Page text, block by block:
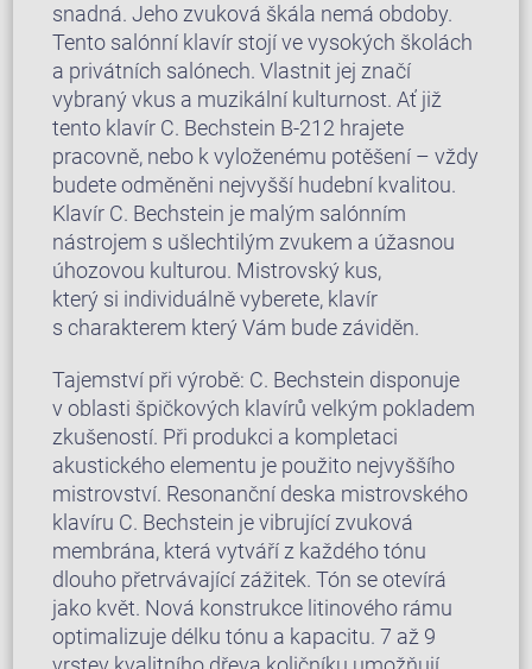
snadná. Jeho zvuková škála nemá obdoby.
Tento salónní klavír stojí ve vysokých školách
a privátních salónech. Vlastnit jej značí
vybraný vkus a muzikální kulturnost. Ať již
tento klavír C. Bechstein B-212 hrajete
pracovně, nebo k vyloženému potěšení – vždy
budete odměněni nejvyšší hudební kvalitou.
Klavír C. Bechstein je malým salónním
nástrojem s ušlechtilým zvukem a úžasnou
úhozovou kulturou. Mistrovský kus,
který si individuálně vyberete, klavír
s charakterem který Vám bude záviděn.
Tajemství při výrobě: C. Bechstein disponuje
v oblasti špičkových klavírů velkým pokladem
zkušeností. Při produkci a kompletaci
akustického elementu je použito nejvyššího
mistrovství. Resonanční deska mistrovského
klavíru C. Bechstein je vibrující zvuková
membrána, která vytváří z každého tónu
dlouho přetrvávající zážitek. Tón se otevírá
jako květ. Nová konstrukce litinového rámu
optimalizuje délku tónu a kapacitu. 7 až 9